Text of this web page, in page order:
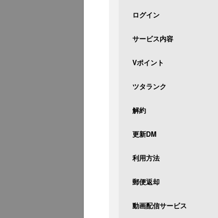
ログイン
サービス内容
Vポイント
ツタランク
解約
更新DM
利用方法
郵便返却
動画配信サービス